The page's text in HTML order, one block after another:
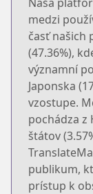
medzi
časť našich
(47.36%),
významní
Japonska
vzostupe.
pochádza z
štátov
publikum,
prístup k